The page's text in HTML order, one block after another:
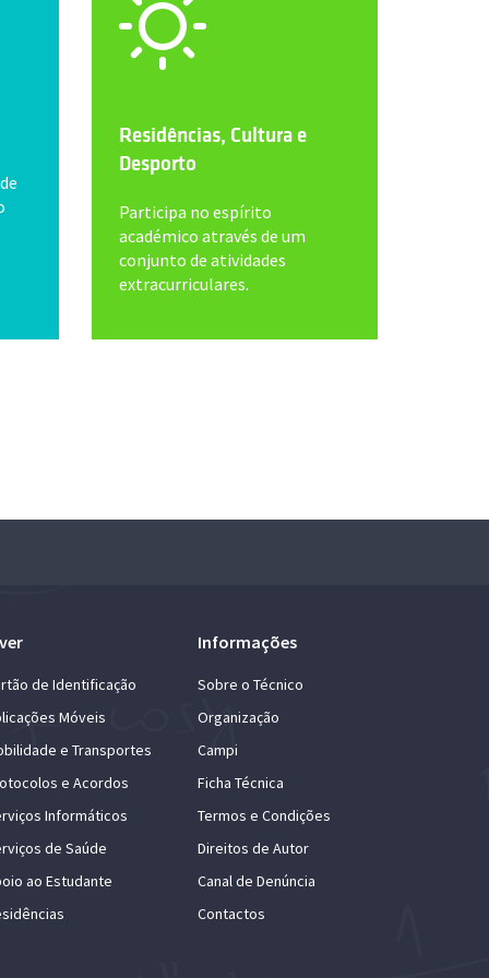
Residências, Cultura e
Desporto
Participa no espírito
académico através de um
conjunto de atividades
extracurriculares.
de Identificação
Móveis
e Transportes
e Acordos
Informáticos
de Saúde
ao Estudante
Informações
Sobre o Técnico
Organização
Campi
Ficha Técnica
Termos e Condições
Direitos de Autor
Canal de Denúncia
Contactos